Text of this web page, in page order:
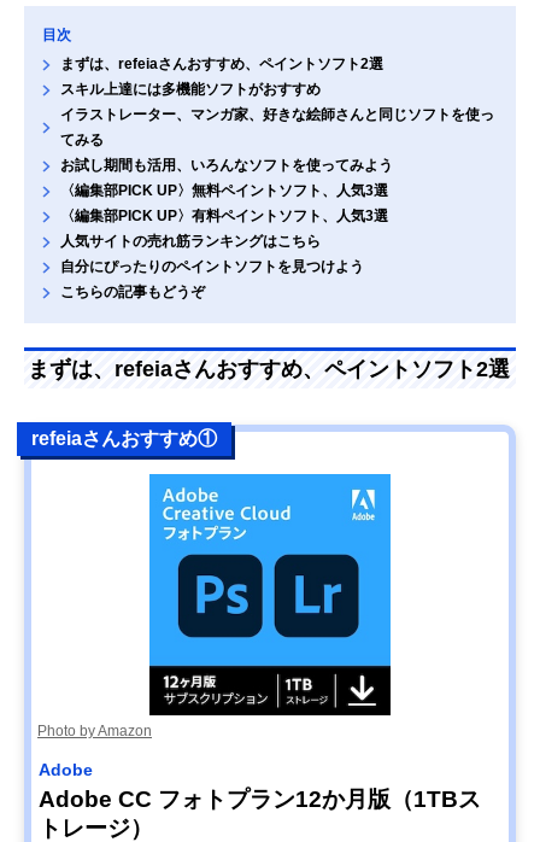
目次
まずは、refeiaさんおすすめ、ペイントソフト2選
スキル上達には多機能ソフトがおすすめ
イラストレーター、マンガ家、好きな絵師さんと同じソフトを使っ
てみる
お試し期間も活用、いろんなソフトを使ってみよう
〈編集部PICK UP〉無料ペイントソフト、人気3選
〈編集部PICK UP〉有料ペイントソフト、人気3選
人気サイトの売れ筋ランキングはこちら
自分にぴったりのペイントソフトを見つけよう
こちらの記事もどうぞ
まずは、refeiaさんおすすめ、ペイントソフト2選
refeiaさんおすすめ①
Photo by Amazon
Adobe
Adobe CC フォトプラン12か月版（1TBス
トレージ）